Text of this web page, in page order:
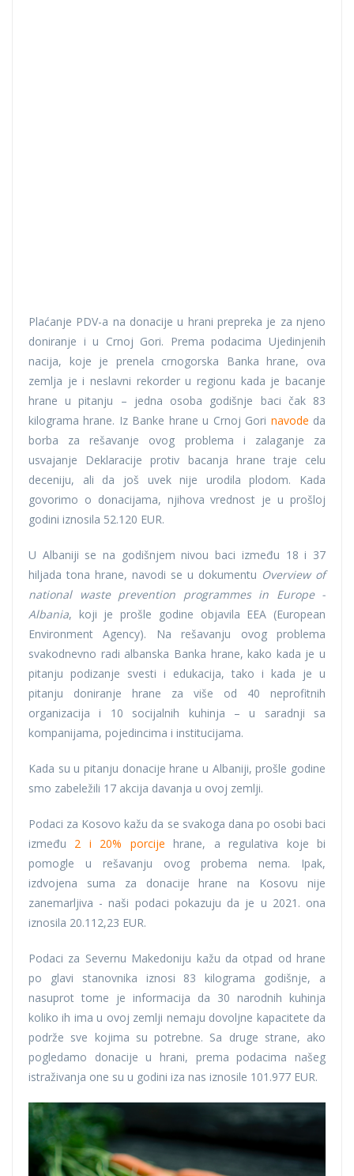
Plaćanje PDV-a na donacije u hrani prepreka je za njeno
doniranje i u Crnoj Gori. Prema podacima Ujedinjenih
nacija, koje je prenela crnogorska Banka hrane, ova
zemlja je i neslavni rekorder u regionu kada je bacanje
hrane u pitanju – jedna osoba godišnje baci čak 83
kilograma hrane. Iz Banke hrane u Crnoj Gori navode da
borba za rešavanje ovog problema i zalaganje za
usvajanje Deklaracije protiv bacanja hrane traje celu
deceniju, ali da još uvek nije urodila plodom. Kada
govorimo o donacijama, njihova vrednost je u prošloj
godini iznosila 52.120 EUR.
U Albaniji se na godišnjem nivou baci između 18 i 37
hiljada tona hrane, navodi se u dokumentu Overview of
national waste prevention programmes in Europe -
Albania, koji je prošle godine objavila EEA (European
Environment Agency). Na rešavanju ovog problema
svakodnevno radi albanska Banka hrane, kako kada je u
pitanju podizanje svesti i edukacija, tako i kada je u
pitanju doniranje hrane za više od 40 neprofitnih
organizacija i 10 socijalnih kuhinja – u saradnji sa
kompanijama, pojedincima i institucijama.
Kada su u pitanju donacije hrane u Albaniji, prošle godine
smo zabeležili 17 akcija davanja u ovoj zemlji.
Podaci za Kosovo kažu da se svakoga dana po osobi baci
između 2 i 20% porcije hrane, a regulativa koje bi
pomogle u rešavanju ovog probema nema. Ipak,
izdvojena suma za donacije hrane na Kosovu nije
zanemarljiva - naši podaci pokazuju da je u 2021. ona
iznosila 20.112,23 EUR.
Podaci za Severnu Makedoniju kažu da otpad od hrane
po glavi stanovnika iznosi 83 kilograma godišnje, a
nasuprot tome je informacija da 30 narodnih kuhinja
koliko ih ima u ovoj zemlji nemaju dovoljne kapacitete da
podrže sve kojima su potrebne. Sa druge strane, ako
pogledamo donacije u hrani, prema podacima našeg
istraživanja one su u godini iza nas iznosile 101.977 EUR.